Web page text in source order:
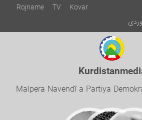
Rojname TV
Kovar
Malpera Navendî a Partiya